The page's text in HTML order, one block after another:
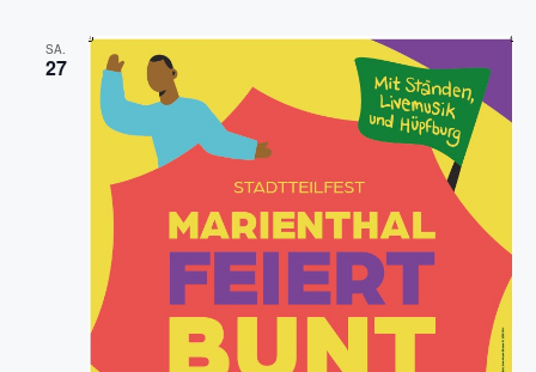
SA.
27